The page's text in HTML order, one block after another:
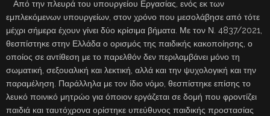
Από την πλευρά του υπουργείου Εργασίας, ενός εκ των
εμπλεκόμενων υπουργείων, στον χρόνο που μεσολάβησε από τότε
μέχρι σήμερα έχουν γίνει δύο κρίσιμα βήματα. Με τον Ν. 4837/2021,
θεσπίστηκε στην Ελλάδα ο ορισμός της παιδικής κακοποίησης, ο
οποίος σε αντίθεση με το παρελθόν δεν περιλαμβάνει μόνο τη
σωματική, σεξουαλική και λεκτική, αλλά και την ψυχολογική και την
παραμέληση. Παράλληλα με τον ίδιο νόμο, θεσπίστηκε επίσης το
λευκό ποινικό μητρώο για όποιον εργάζεται σε δομή που φροντίζει
παιδιά και ταυτόχρονα ορίστηκε υπεύθυνος παιδικής προστασίας